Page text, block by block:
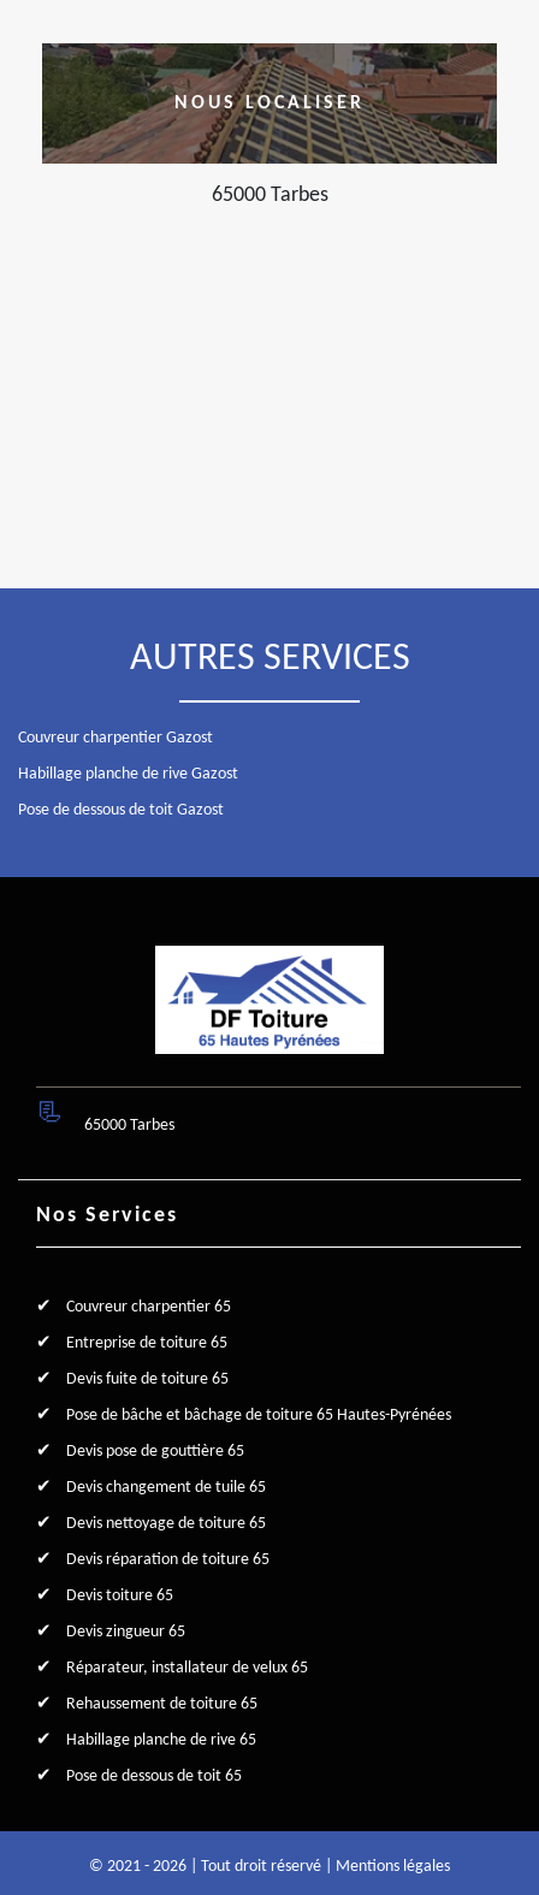
NOUS LOCALISER
65000 Tarbes
AUTRES SERVICES
Couvreur charpentier Gazost
Habillage planche de rive Gazost
Pose de dessous de toit Gazost
65000 Tarbes
Nos Services
Couvreur charpentier 65
Entreprise de toiture 65
Devis fuite de toiture 65
Pose de bâche et bâchage de toiture 65 Hautes-Pyrénées
Devis pose de gouttière 65
Devis changement de tuile 65
Devis nettoyage de toiture 65
Devis réparation de toiture 65
Devis toiture 65
Devis zingueur 65
Réparateur, installateur de velux 65
Rehaussement de toiture 65
Habillage planche de rive 65
Pose de dessous de toit 65
© 2021 - 2026 | Tout droit réservé | Mentions légales